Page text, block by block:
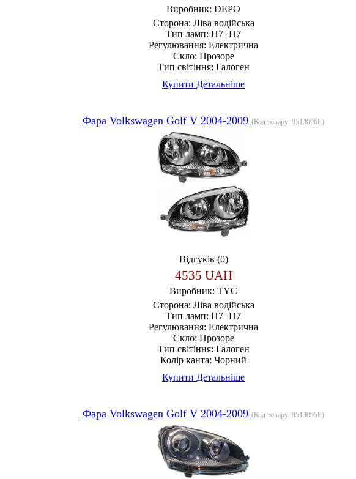
Виробник: DEPO
Сторона: Ліва водійська
Тип ламп: H7+H7
Регулювання: Електрична
Скло: Прозоре
Тип світіння: Галоген
Купити Детальніше
Фара Volkswagen Golf V 2004-2009 (Код товару: 9513096E)
Відгуків (0)
4535 UAH
Виробник: TYC
Сторона: Ліва водійська
Тип ламп: H7+H7
Регулювання: Електрична
Скло: Прозоре
Тип світіння: Галоген
Колір канта: Чорний
Купити Детальніше
Фара Volkswagen Golf V 2004-2009 (Код товару: 9513095E)